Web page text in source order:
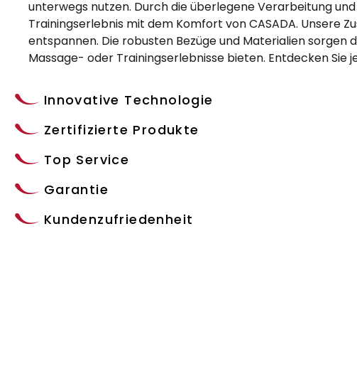
unterwegs nutzen. Durch die überlegene Verarbeitung
Trainingserlebnis mit dem Komfort von CASADA. Unsere
entspannen. Die robusten Bezüge und Materialien
Massage- oder Trainingserlebnisse bieten. Entdecken
Innovative Technologie
Zertifizierte Produkte
Top Service
Garantie
Kundenzufriedenheit